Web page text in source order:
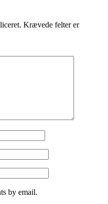
Krævede felter er
by email.